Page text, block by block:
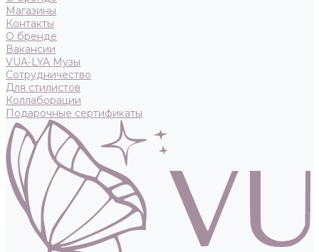
Магазины
Контакты
О бренде
Вакансии
VUA-LYA Музы
Сотрудничество
Для стилистов
Коллаборации
Подарочные сертификаты